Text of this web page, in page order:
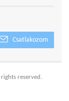
Csatlakozom
reserved.